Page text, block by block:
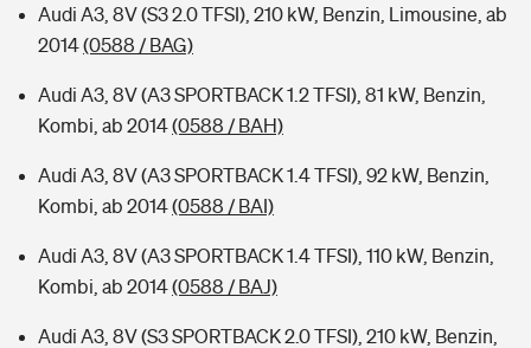
Audi A3, 8V (S3 2.0 TFSI), 210 kW, Benzin, Limousine, ab
2014(0588 / BAG)
Audi A3, 8V (A3 SPORTBACK 1.2 TFSI), 81 kW, Benzin,
Kombi, ab 2014(0588 / BAH)
Audi A3, 8V (A3 SPORTBACK 1.4 TFSI), 92 kW, Benzin,
Kombi, ab 2014(0588 / BAI)
Audi A3, 8V (A3 SPORTBACK 1.4 TFSI), 110 kW, Benzin,
Kombi, ab 2014(0588 / BAJ)
Audi A3, 8V (S3 SPORTBACK 2.0 TFSI), 210 kW, Benzin,